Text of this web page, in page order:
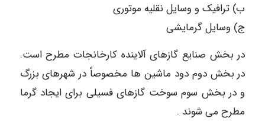
ب) ترافیک و وسایل نقلیه موتوری
ج) وسایل گرمایشی
در بخش صنایع گازهای آلاینده کارخانجات مطرح است.
در بخش دوم دود ماشین ها مخصوصاً در شهرهای بزرگ
و در بخش سوم سوخت گازهای فسیلی برای ایجاد گرما
مطرح می شوند .